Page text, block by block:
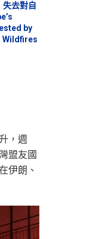
失去對自
by
Wildfires
，週
盟友國
伊朗、